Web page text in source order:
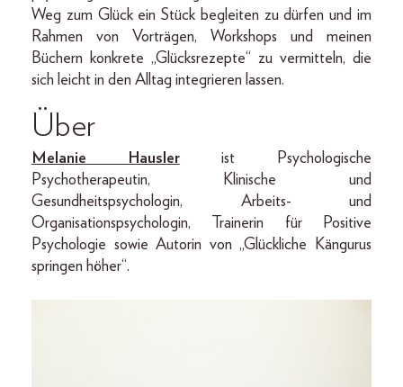
Weg zum Glück ein Stück begleiten zu dürfen und im
Rahmen von Vorträgen, Workshops und meinen
Büchern konkrete „Glücksrezepte“ zu vermitteln, die
sich leicht in den Alltag integrieren lassen.
Über
Melanie Hauslerist Psychologische
Psychotherapeutin, Klinische und
Gesundheitspsychologin, Arbeits- und
Organisationspsychologin, Trainerin für Positive
Psychologie sowie Autorin von „Glückliche Kängurus
springen höher“.